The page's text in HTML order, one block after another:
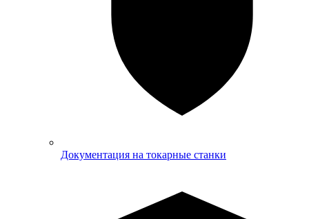
Документация на токарные станки